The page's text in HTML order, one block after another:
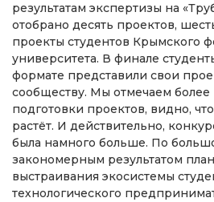
результатам экспертизы на
отобрано десять проектов,
проекты студентов Крымского
университета. В финале
формате представили свои
сообществу. Мы отмечаем
подготовки проектов, видно,
растёт. И действительно,
была намного больше. По
закономерным результатом
выстраивания экосистемы
технологического